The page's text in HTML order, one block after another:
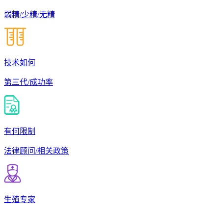
弱精/少精/无精
技术如何
第三代/成功率
有何限制
法律顾问/相关政策
生殖专家